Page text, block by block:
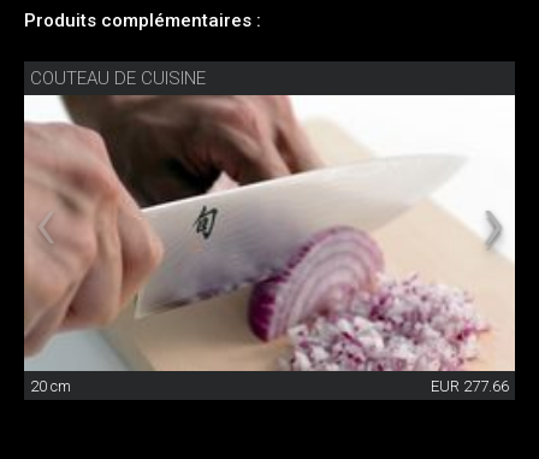
Produits complémentaires :
COUTEAU DE CUISINE
20 cm EUR 277.66